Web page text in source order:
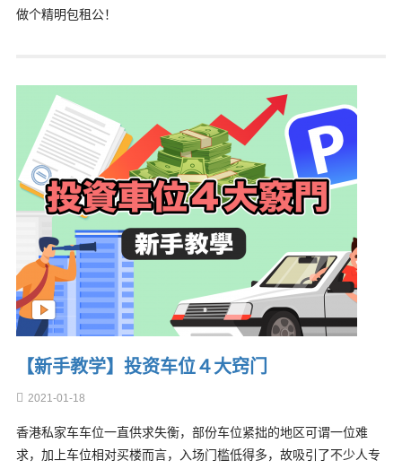
做个精明包租公！
【新手教学】投资车位４大窍门
2021-01-18
香港私家车车位一直供求失衡，部份车位紧拙的地区可谓一位难
求，加上车位相对买楼而言，入场门槛低得多，故吸引了不少人专